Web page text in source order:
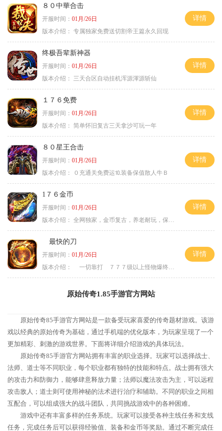
８０中華合击
开服时间： 01月/26日
版本介绍： 专属独家免费送切割帝王篇永久回现
详情
终极吾辈新神器
开服时间： 01月/26日
版本介绍：
三天合区自动挂机浑源渾源斩仙
详情
１７６免费
开服时间： 01月/26日
版本介绍： 简单怀旧复古三天拿沙可玩一年
详情
８０星王合击
开服时间： 01月/26日
版本介绍：
０充通关免费运⒑装备保值散人牛Ｂ
详情
1７６金币
开服时间： 01月/26日
版本介绍： 全网独家，金币复古，养老耐玩，保底回収
详情
最快的刀
开服时间： 01月/26日
版本介绍：
一切靠打 ７７７级以上怪物爆终极
详情
原始传奇1.85手游官方网站
原始传奇85手游官方网站是一款备受玩家喜爱的传奇题材游戏。该游
戏以经典的原始传奇为基础，通过手机端的优化版本，为玩家呈现了一个
更加精彩、刺激的游戏世界。下面将详细介绍游戏的具体玩法。
原始传奇85手游官方网站拥有丰富的职业选择。玩家可以选择战士、
法师、道士等不同职业，每个职业都有独特的技能和特点。战士拥有强大
的攻击力和防御力，能够肆意释放力量；法师以魔法攻击为主，可以远程
攻击敌人；道士则可使用神秘的法术进行治疗和辅助。不同的职业之间相
互配合，可以组成强大的战斗团队，共同挑战游戏中的各种困难。
游戏中还有丰富多样的任务系统。玩家可以接受各种主线任务和支线
任务，完成任务后可以获得经验值、装备和金币等奖励。通过不断完成任